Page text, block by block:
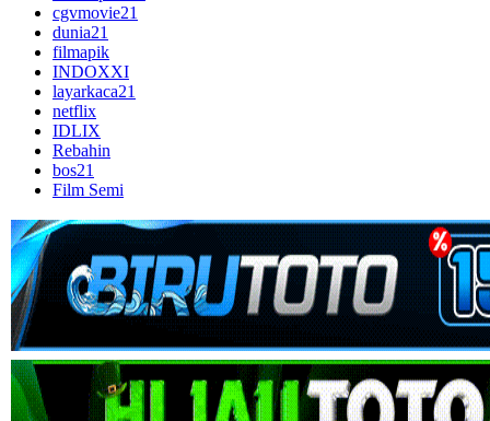
cgvmovie21
dunia21
filmapik
INDOXXI
layarkaca21
netflix
IDLIX
Rebahin
bos21
Film Semi